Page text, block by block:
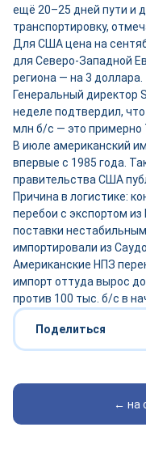
ещё 20–25 дней пути и
транспортировку,
Для США цена на
для Северо-Западной
региона — на 3 доллара.
Генеральный директор
неделе подтвердил,
млн б/с — это примерно
В июле американский
впервые с 1985 года.
правительства США
Причина в логистике:
перебои с экспортом
поставки
импортировали из
Американские НПЗ
импорт оттуда вырос
против 100 тыс. б/с в
Поделиться
← на